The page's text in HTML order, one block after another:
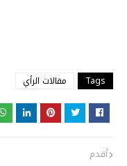
Tags مقالات الرأي
أقدم